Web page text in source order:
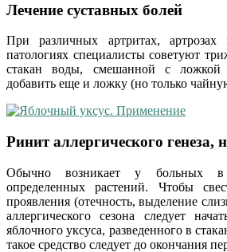
Лечение суставных болей
При различных артритах,
патологиях специалисты советуют
стакан воды, смешанной с
добавить еще и ложку (но только
Ринит аллергического генеза,
Обычно возникает у больных в
определенных растений. Чтобы
проявления (отечность, выделение
аллергического сезона следует
яблочного уксуса, разведенного в
такое средство следует до окончания